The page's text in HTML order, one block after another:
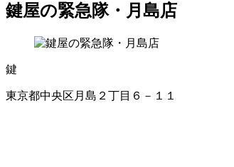
鍵屋の緊急隊・月島店
鍵
東京都中央区月島２丁目６－１１